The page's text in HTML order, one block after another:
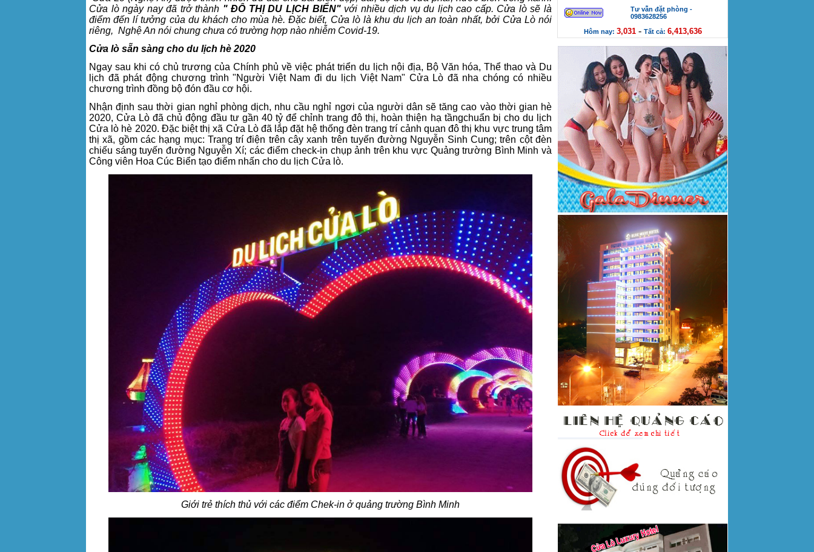
Cửa lò ngày nay đã trở thành " ĐÔ THỊ DU LỊCH BIỂN" với nhiều dịch vụ du lịch cao cấp. Cửa lòsẽ là
điểm đến lí tưởng của du khách cho mùa hè. Đặc biết, Cửa lò là khu du lịch an toàn nhất, bởi Cửa Lò nói
riêng, Nghệ An nói chung chưa có trường hợp nào nhiễm Covid-19.
Cửa lò sẵn sàng cho du lịch hè 2020
Ngay sau khi có chủ trương của Chính phủ về việc phát triển du lịch nội địa, Bộ Văn hóa, Thể thao và Du
lịch đã phát động chương trình "Người Việt Nam đi du lịch Việt Nam" Cửa Lò đã nha chóng có nhiều
chương trình đồng bộ đón đầu cơ hội.
Nhận định sau thời gian nghỉ phòng dịch, nhu cầu nghỉ ngơi của người dân sẽ tăng cao vào thời gian hè
2020, Cửa Lò đã chủ động đầu tư gần 40 tỷ để chỉnh trang đô thị, hoàn thiện hạ tầngchuẩn bị cho du lịch
Cửa lò hè 2020. Đặc biệt thị xã Cửa Lò đã lắp đặt hệ thống đèn trang trí cảnh quan đô thị khu vực trung tâm
thị xã, gồm các hạng mục: Trang trí điện trên cây xanh trên tuyến đường Nguyễn Sinh Cung; trên cột đèn
chiếu sáng tuyến đường Nguyễn Xí; các điểm check-in chụp ảnh trên khu vực Quảng trường Bình Minh và
Công viên Hoa Cúc Biển tạo điểm nhấn cho du lịch Cửa lò.
Giới trẻ thích thủ với các điểm Chek-in ở quảng trường Bình Minh
Tư vẫn đặt phòng -
0983628256
Hôm nay: 3,031- Tất cả: 6,413,636